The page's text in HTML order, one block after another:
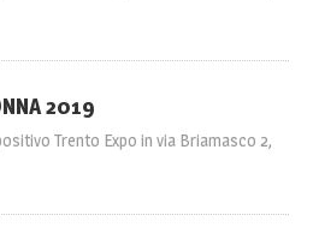
2019
Trento Expo in via Briamasco 2,